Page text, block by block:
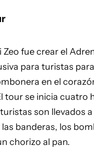
fue crear el
para turistas
en el
tour se inicia cuatro
son llevados
banderas, los
chorizo al pan.